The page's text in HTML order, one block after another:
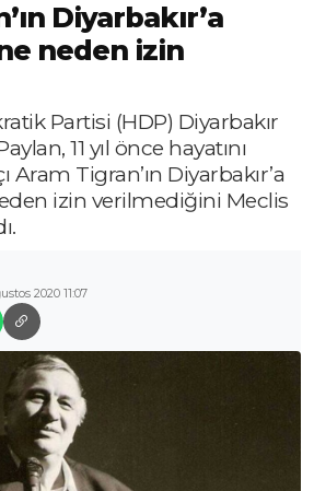
Diyarbakır’a
neden izin
Partisi (HDP) Diyarbakır
11 yıl önce hayatını
Aram Tigran’ın Diyarbakır’a
izin verilmediğini Meclis
2020 11:07